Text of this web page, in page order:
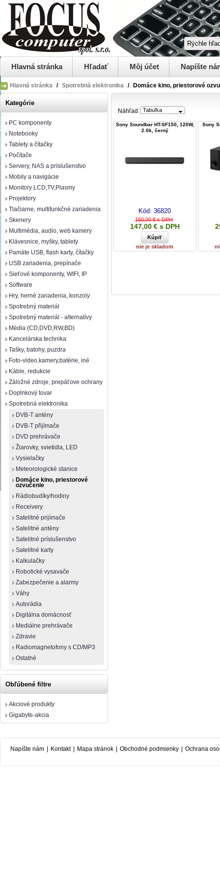
Hlavná stránka Hľadať Môj účet Napíšte
Hlavná stránka / Spotrebná elektronika / Domáce kino, priestorové
Kategórie
PC komponenty
Notebooky
Tablety a čítačky
Počítače
Servery, NAS a príslušenstvo
Mobily a navigácie
Monitory LCD,TV,Plasmy
Projektory
Tlačiarne, multifunkčné zariadenia
Skenery
Multimédia, audio, web kamery
Klávesnice, myšky, tablety
Pamäte USB, flash karty, čítačky
USB zariadenia, prepínače
Sieťové komponenty, WIFI, IP
Software
Hry, herné zariadenia, konzoly
Spotrebný materiál
Spotrebný materiál - alternatívy
Média (CD,DVD,RW,BD)
Kancelárska technika
Tašky, batohy, puzdra
Foto-video,kamery,batérie, iné
Káble, redukcie
Záložné zdroje, prepäťove ochrany
Doplnkový tovar
Spotrebná elektronika
DVB-T antény
DVB-T přijímače
DVD prehrávače
Žiarovky, svietidla, LED
Vysielačky
Meteorologické stanice
Domáce kino, priestorové
ozvučenie
Rádiobudíky/hodiny
Receivery
Satelitné prijímače
Satelitné antény
Satelitné príslušenstvo
Satelitné karty
Kalkulačky
Robotické vysavače
Zabezpečenie a alarmy
Váhy
Autorádia
Digitálna domácnosť
Mediálne prehrávače
Zdravie
Radiomagnetofony s CD/MP3
Ostatné
Obľúbené filtre
Akciové produkty
Gigabyte-akcia
Náhľad Tabuľka
Sony Soundbar HT-SF150, 120W,
2.0k, černý
Kód: 36820
150,00 € s DPH
147,00 € s DPH
nie je skladom
Sony
Napíšte nám Kontakt Mapa stránok Obchodné podmienky Ochrana